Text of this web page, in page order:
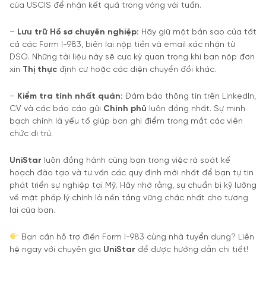
của USCIS để nhận kết quả trong vòng vài tuần.
– Lưu trữ H ồ sơ chuyên nghiệp: Hãy giữ một bản sao của tất
cả các Form I-983, biên lai nộp tiền và email xác nhận từ
DSO. Những tài liệu này sẽ cực kỳ quan trọng khi bạn nộp đơn
xin Thị thực định cư hoặc các diện chuyển đổi khác.
– Kiểm tra tính nhất quán: Đảm bảo thông tin trên LinkedIn,
CV và các báo cáo gửi Chính phủ luôn đồng nhất. Sự minh
bạch chính là yếu tố giúp bạn ghi điểm trong mắt các viên
chức di trú.
UniStar luôn đồng hành cùng bạn trong việc rà soát kế
hoạch đào tạo và tư vấn các quy định mới nhất để bạn tự tin
phát triển sự nghiệp tại Mỹ. Hãy nhớ rằng, sự chuẩn bị kỹ lưỡng
về mặt pháp lý chính là nền tảng vững chắc nhất cho tương
lai của bạn.
Bạn cần hỗ trợ điền Form I-983 cùng nhà tuyển dụng? Liên
hệ ngay với chuyên gia UniStar để được hướng dẫn chi tiết!